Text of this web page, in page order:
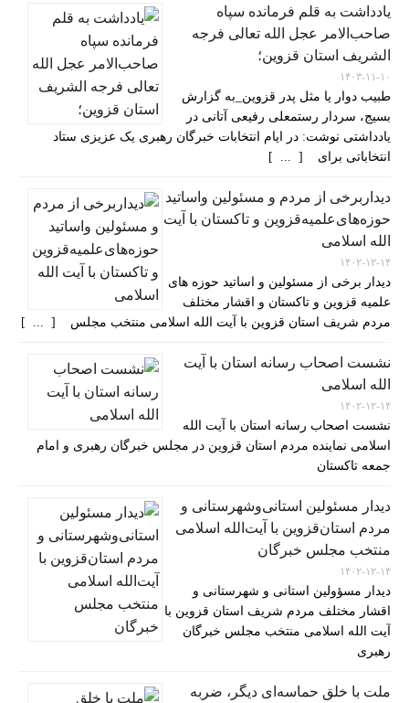
یادداشت به قلم فرمانده سپاه
صاحب‌الامر عجل الله تعالی فرجه
الشریف استان قزوین؛
۱۴۰۳-۱۱-۱۰
طبیب دوار یا مثل پدر قزوین_به گزارش
بسیج، سردار رستمعلی رفیعی آتانی در
یادداشتی نوشت: در ایام انتخابات خبرگان رهبری یک عزیزی ستاد
انتخاباتی برای [ ... ]
دیداربرخی از مردم و مسئولین واساتید
حوزه‌های‌علمیه‌قزوین و تاکستان با آیت
الله اسلامی
۱۴۰۲-۱۲-۱۴
دیدار برخی از مسئولین و اساتید حوزه های
علمیه قزوین و تاکستان و اقشار مختلف
مردم شریف استان قزوین با آیت الله اسلامی منتخب مجلس [ ... ]
نشست اصحاب رسانه استان با آیت
الله اسلامی
۱۴۰۲-۱۲-۱۴
نشست اصحاب رسانه استان با آیت الله
اسلامی نماینده مردم استان قزوین در مجلس خبرگان رهبری و امام
جمعه تاکستان
دیدار مسئولین استانی‌وشهرستانی و
مردم‌ استان‌قزوین با آیت‌الله‌ اسلامی
منتخب مجلس‌ خبرگان
۱۴۰۲-۱۲-۱۴
دیدار مسؤولین استانی و شهرستانی و
اقشار مختلف مردم شریف استان قزوین با
آیت الله اسلامی منتخب مجلس خبرگان
رهبری
ملت با خلق حماسه‌ای دیگر، ضربه